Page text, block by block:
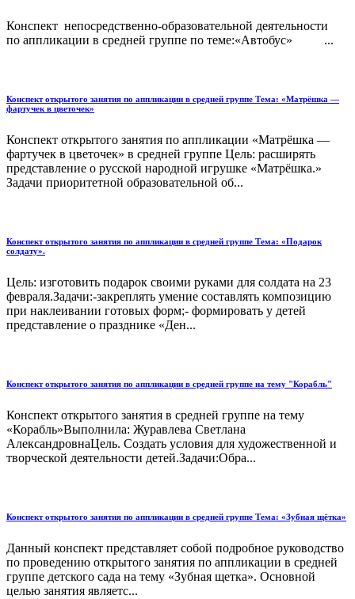
Конспект непосредственно-образовательной деятельности
по аппликации в средней группе по теме:«Автобус» ...
Конспект открытого занятия по аппликации в средней группе Тема: «Матрёшка —
фартучек в цветочек»
Конспект открытого занятия по аппликации «Матрёшка —
фартучек в цветочек» в средней группе Цель: расширять
представление о русской народной игрушке «Матрёшка.»
Задачи приоритетной образовательной об...
Конспект открытого занятия по аппликации в средней группе Тема: «Подарок
солдату».
Цель: изготовить подарок своими руками для солдата на 23
февраля.Задачи:-закреплять умение составлять композицию
при наклеивании готовых форм;- формировать у детей
представление о празднике «Ден...
Конспект открытого занятия по аппликации в средней группе на тему "Корабль"
Конспект открытого занятия в средней группе на тему
«Корабль»Выполнила: Журавлева Светлана
АлександровнаЦель. Создать условия для художественной и
творческой деятельности детей.Задачи:Обра...
Конспект открытого занятия по аппликации в средней группе Тема: «Зубная щётка»
Данный конспект представляет собой подробное руководство
по проведению открытого занятия по аппликации в средней
группе детского сада на тему «Зубная щетка». Основной
целью занятия являетс...